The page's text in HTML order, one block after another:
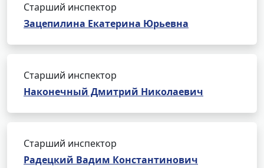
Старший инспектор
Зацепилина Екатерина Юрьевна
Старший инспектор
Наконечный Дмитрий Николаевич
Старший инспектор
Радецкий Вадим Константинович